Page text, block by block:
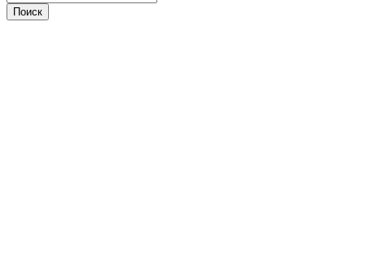
Поиск